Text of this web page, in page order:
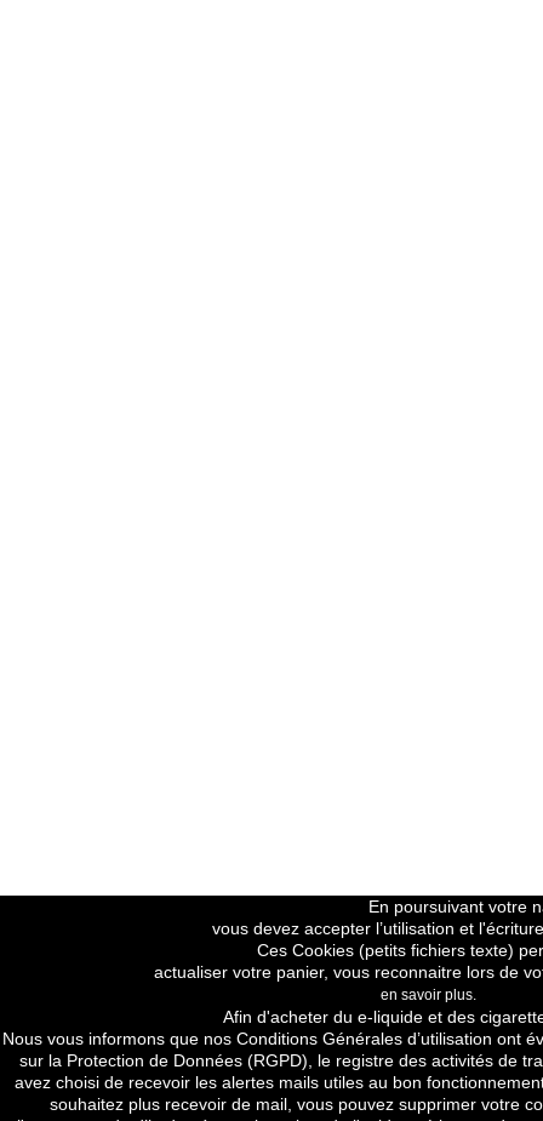
En poursuivant votre
vous devez accepter l’utilisation et
Ces Cookies (petits fichiers texte)
actualiser votre panier, vous reconnaitre lors de
en savoir plus.
Afin d'acheter du e-liquide et des
Nous vous informons que nos Conditions Générales d’utilisation ont
sur la Protection de Données (RGPD), le registre des activités de
avez choisi de recevoir les alertes mails utiles au bon
souhaitez plus recevoir de mail, vous pouvez supprimer votre